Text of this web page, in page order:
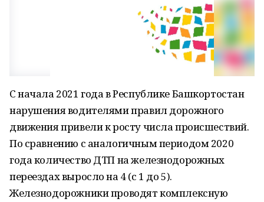
С начала 2021 года в Республике Башкортостан
нарушения водителями правил дорожного
движения привели к росту числа происшествий.
По сравнению с аналогичным периодом 2020
года количество ДТП на железнодорожных
переездах выросло на 4 (с 1 до 5).
Железнодорожники проводят комплексную